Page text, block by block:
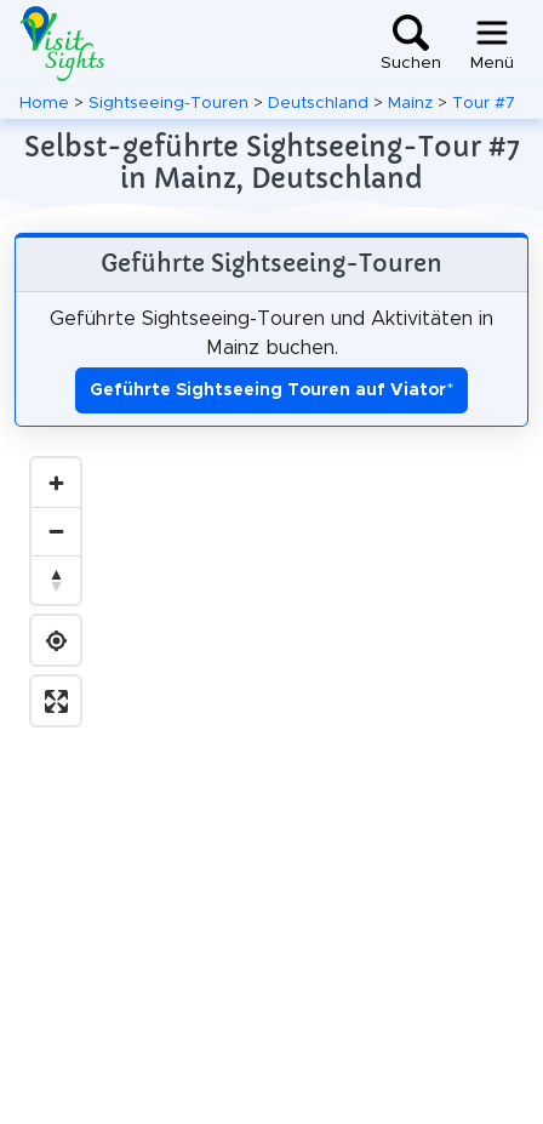
Suchen Menü
Home > Sightseeing-Touren > Deutschland > Mainz > Tour #7
Selbst-geführte Sightseeing-Tour #7
in Mainz, Deutschland
Geführte Sightseeing-Touren
Geführte Sightseeing-Touren und Aktivitäten in
Mainz buchen.
Geführte Sightseeing Touren auf Viator*